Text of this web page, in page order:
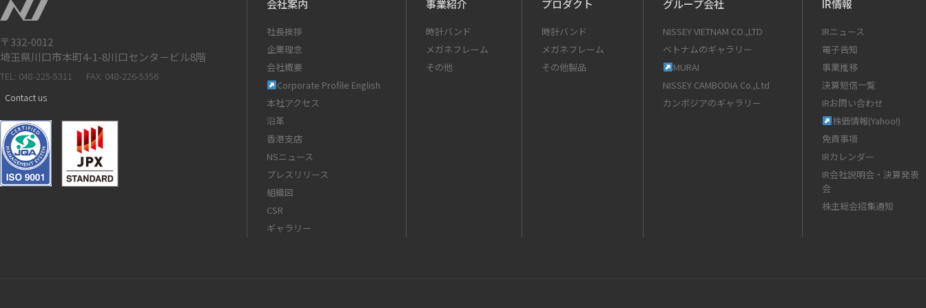
〒332-0012
埼玉県川口市本町4-1-8川口センタ－ビル8階
TEL: 048-225-5311
FAX: 048-226-5356
Contact us
会社案内
社長挨拶
企業理念
会社概要
Corporate Profile English
本社アクセス
沿革
香港支店
NSニュース
プレスリリース
組織図
CSR
ギャラリー
事業紹介
時計バンド
メガネフレーム
その他
プロダクト
時計バンド
メガネフレーム
その他製品
グループ会社
NISSEY VIETNAM CO.,LTD
ベトナムのギャラリー
MURAI
NISSEY CAMBODIA Co.,Ltd
カンボジアのギャラリー
IR情報
IRニュース
電子告知
事業推移
決算短信一覧
IRお問い合わせ
株価情報(Yahoo!)
免責事項
IRカレンダー
IR会社説明会・決算発表
会
株主総会招集通知